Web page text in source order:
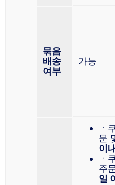
묶음
배송
여부
가능
ㆍ
문
이
ㆍ
주
일